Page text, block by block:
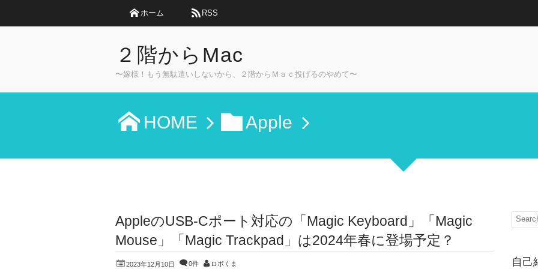
ホーム RSS
２階からMac
〜嫁様！もう無駄遣いしないから、２階からＭａｃ投げるのやめて〜
HOME Apple
AppleのUSB-Cポート対応の「Magic Keyboard」「Magic
Mouse」「Magic Trackpad」は2024年春に登場予定？
2023年12月10日 0件 ロボくま 自己